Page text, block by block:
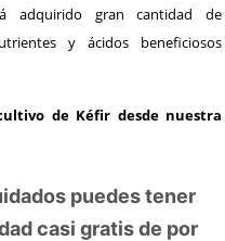
adquirido gran cantidad de
y ácidos beneficiosos
de Kéfir desde nuestra
puedes tener
casi gratis de por